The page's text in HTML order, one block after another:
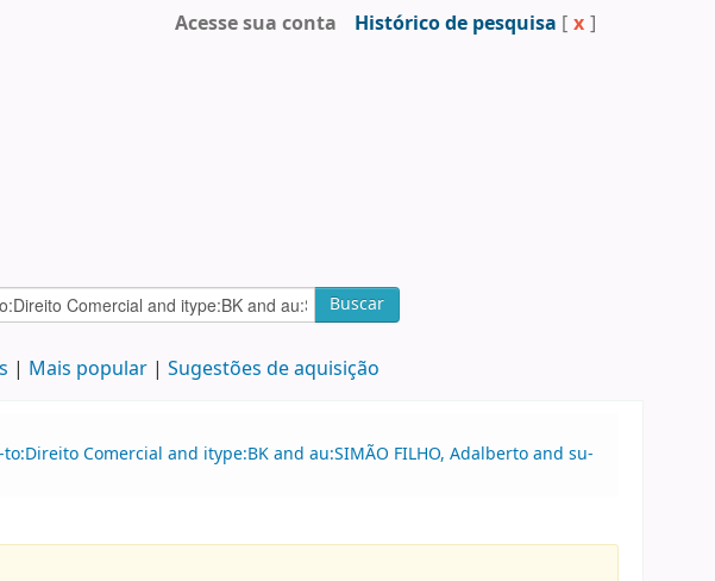
Acesse sua conta Histórico de pesquisa [ x ]
Buscar
Mais popular Sugestões de aquisição
Comercial and itype:BK and au:SIMÃO FILHO, Adalberto and su-